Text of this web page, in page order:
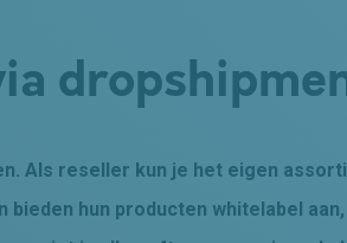
Als reseller kun je het eigen
hun producten whitelabel